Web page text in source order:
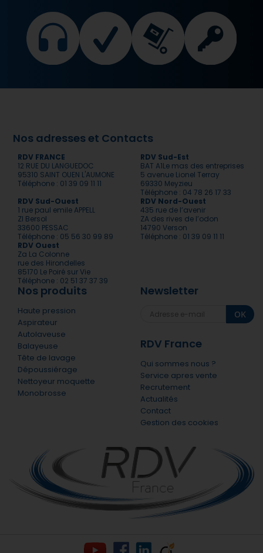
Nos adresses et Contacts
RDV FRANCE
12 RUE DU LANGUEDOC
95310 SAINT OUEN L'AUMONE
Téléphone : 01 39 09 11 11
RDV Sud-Est
BAT A1Le mas des entreprises
5 avenue Lionel Terray
69330 Meyzieu
Téléphone : 04 78 26 17 33
RDV Sud-Ouest
1 rue paul emile APPELL
ZI Bersol
33600 PESSAC
Téléphone : 05 56 30 99 89
RDV Nord-Ouest
435 rue de l’avenir
ZA des rives de l’odon
14790 Verson
Téléphone : 01 39 09 11 11
RDV Ouest
Za La Colonne
rue des Hirondelles
85170 Le Poiré sur Vie
Téléphone : 02 51 37 37 39
Nos produits
Haute pression
Aspirateur
Autolaveuse
Balayeuse
Tête de lavage
Dépoussiérage
Nettoyeur moquette
Monobrosse
Newsletter
OK
RDV France
Qui sommes nous ?
Service apres vente
Recrutement
Actualités
Contact
Gestion des cookies